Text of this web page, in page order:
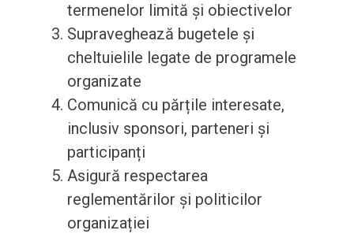
termenelor limită și obiectivelor
Supraveghează bugetele și
cheltuielile legate de programele
organizate
Comunică cu părțile interesate,
inclusiv sponsori, parteneri și
participanți
Asigură respectarea
reglementărilor și politicilor
organizației